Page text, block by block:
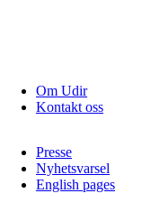
Om Udir
Kontakt oss
Presse
Nyhetsvarsel
English pages